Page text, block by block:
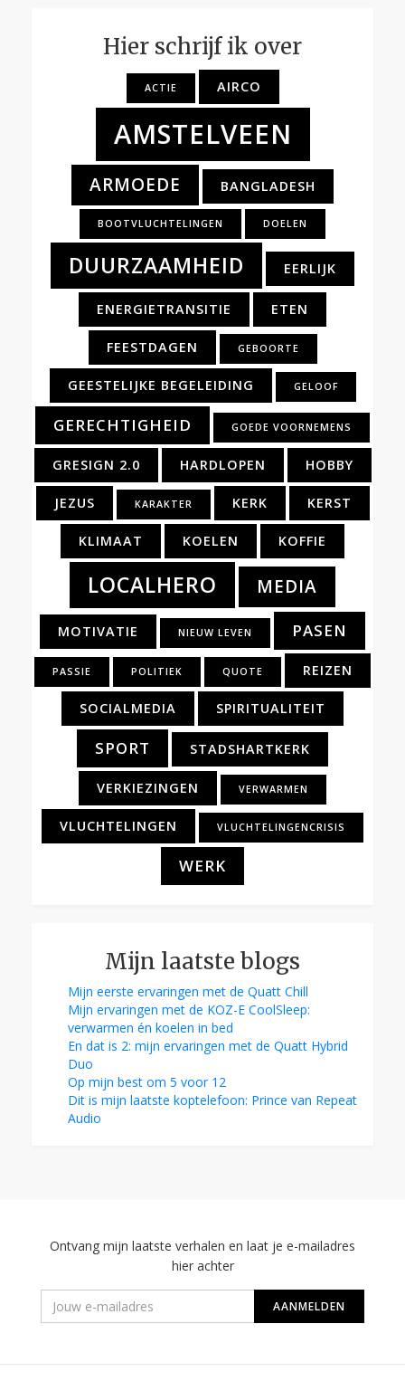
Hier schrijf ik over
ACTIE AIRCO
AMSTELVEEN
ARMOEDE BANGLADESH
BOOTVLUCHTELINGEN DOELEN
DUURZAAMHEID EERLIJK
ENERGIETRANSITIE ETEN
FEESTDAGEN GEBOORTE
GEESTELIJKE BEGELEIDING GELOOF
GERECHTIGHEID GOEDE VOORNEMENS
GRESIGN 2.0 HARDLOPEN HOBBY
JEZUS KARAKTER KERK KERST
KLIMAAT KOELEN KOFFIE
LOCALHERO MEDIA
MOTIVATIE NIEUW LEVEN PASEN
PASSIE POLITIEK QUOTE REIZEN
SOCIALMEDIA SPIRITUALITEIT
SPORT STADSHARTKERK
VERKIEZINGEN VERWARMEN
VLUCHTELINGEN VLUCHTELINGENCRISIS
WERK
Mijn laatste blogs
Mijn eerste ervaringen met de Quatt Chill
Mijn ervaringen met de KOZ-E CoolSleep:
verwarmen én koelen in bed
En dat is 2: mijn ervaringen met de Quatt Hybrid
Duo
Op mijn best om 5 voor 12
Dit is mijn laatste koptelefoon: Prince van Repeat
Audio
Ontvang mijn laatste verhalen en laat je e-mailadres
hier achter